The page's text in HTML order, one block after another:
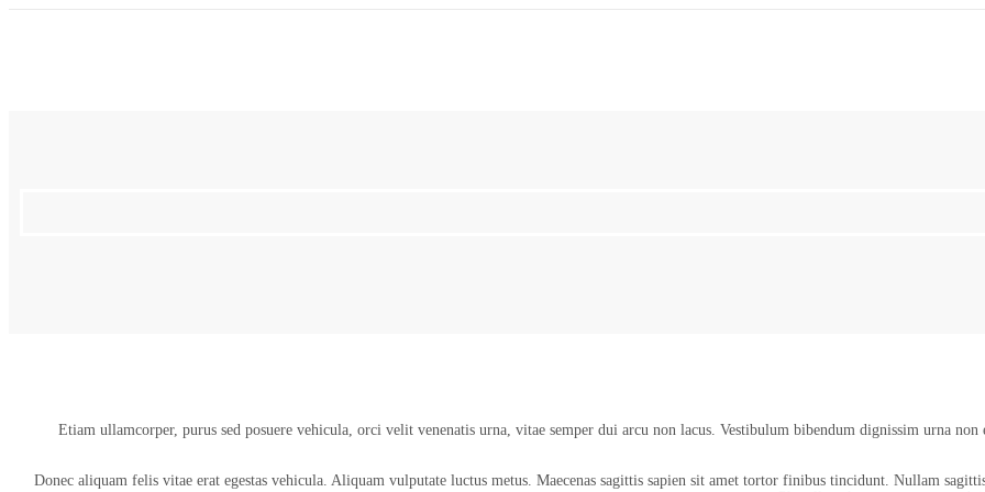
Etiam ullamcorper, purus sed posuere vehicula, orci velit venenatis urna, vitae semper dui arcu non lacus. Vestibulum bibendum dignissim urna
Donec aliquam felis vitae erat egestas vehicula. Aliquam vulputate luctus metus. Maecenas sagittis sapien sit amet tortor finibus tincidunt. Nullam